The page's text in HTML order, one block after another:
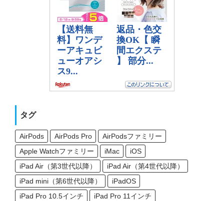
タグ
AirPods AirPods Pro
AirPodsファミリー
Apple Watchファミリー
iMac
iOS
iPad Air（第3世代以降）
iPad Air（第4世代以降）
iPad mini（第6世代以降）
iPadOS
iPad Pro 10.5インチ
iPad Pro 11インチ